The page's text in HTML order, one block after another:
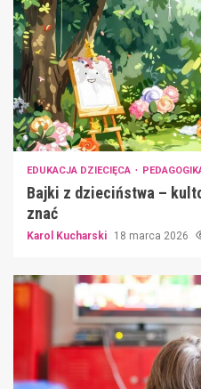
EDUKACJA DZIECIĘCA
Bajki z dzieciństwa –
znać
Karol Kucharski 18 marca 2026